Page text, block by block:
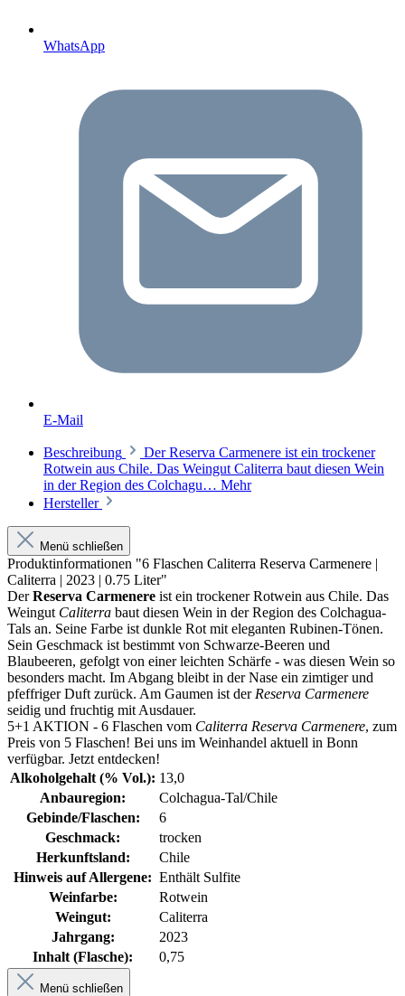
WhatsApp
E-Mail
Beschreibung
Der Reserva Carmenere ist ein trockener
Rotwein aus Chile. Das Weingut Caliterra baut diesen Wein
in der Region des Colchagu… Mehr
Hersteller
Menü schließen
Produktinformationen "6 Flaschen Caliterra Reserva Carmenere |
Caliterra | 2023 | 0.75 Liter"
DerReserva Carmenere ist ein trockener Rotwein aus Chile. Das
Weingut Caliterra baut diesen Wein in der Region des Colchagua-
Tals an. Seine Farbe ist dunkle Rot mit eleganten Rubinen-Tönen.
Sein Geschmack ist bestimmt von Schwarze-Beeren und
Blaubeeren, gefolgt von einer leichten Schärfe - was diesen Wein so
besonders macht. Im Abgang bleibt in der Nase ein zimtiger und
pfeffriger Duft zurück. Am Gaumen ist der Reserva Carmenere
seidig und fruchtig mit Ausdauer.
5+1 AKTION - 6 Flaschen vom Caliterra Reserva Carmenere, zum
Preis von 5 Flaschen! Bei uns im Weinhandel aktuell in Bonn
verfügbar. Jetzt entdecken!
Alkoholgehalt (% Vol.): 13,0
Anbauregion:
Colchagua-Tal/Chile
Gebinde/Flaschen:
6
Geschmack:
trocken
Herkunftsland:
Chile
Hinweis auf Allergene: Enthält Sulfite
Weinfarbe:
Rotwein
Weingut:
Caliterra
Jahrgang:
2023
Inhalt (Flasche):
0,75
Menü schließen